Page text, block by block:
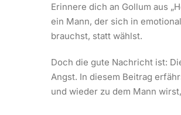
Erinnere dich an Gollum aus
ein Mann, der sich in
brauchst, statt wählst.
Doch die gute Nachricht ist:
Angst. In diesem Beitrag
und wieder zu dem Mann